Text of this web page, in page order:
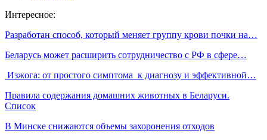
Интересное:
Разработан способ, который меняет группу крови почки на…
Беларусь может расширить сотрудничество с РФ в сфере…
Изжога: от простого симптома к диагнозу и эффективной…
Правила содержания домашних животных в Беларуси.
Список
В Минске снижаются объемы захоронения отходов